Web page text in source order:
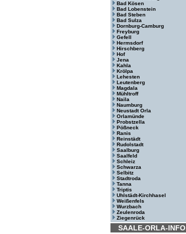
Bad Kösen
Bad Lobenstein
Bad Steben
Bad Sulza
Dornburg-Camburg
Freyburg
Gefell
Hermsdorf
Hirschberg
Hof
Jena
Kahla
Krölpa
Lehesten
Leutenberg
Magdala
Mühltroff
Naila
Naumburg
Neustadt Orla
Orlamünde
Probstzella
Pößneck
Ranis
Reinstädt
Rudolstadt
Saalburg
Saalfeld
Schleiz
Schwarza
Selbitz
Stadtroda
Tanna
Triptis
Uhlstädt-Kirchhasel
Weißenfels
Wurzbach
Zeulenroda
Ziegenrück
SAALE-ORLA-INFO